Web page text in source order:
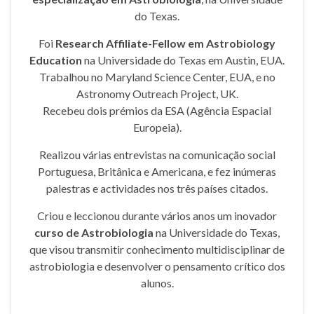
do Texas.
Foi Research Affiliate-Fellow em Astrobiology
Education na Universidade do Texas em Austin, EUA.
Trabalhou no Maryland Science Center, EUA, e no
Astronomy Outreach Project, UK.
Recebeu dois prémios da ESA (Agência Espacial
Europeia).
Realizou várias entrevistas na comunicação social
Portuguesa, Britânica e Americana, e fez inúmeras
palestras e actividades nos três países citados.
Criou e leccionou durante vários anos um inovador
curso de Astrobiologia na Universidade do Texas,
que visou transmitir conhecimento multidisciplinar de
astrobiologia e desenvolver o pensamento crítico dos
alunos.